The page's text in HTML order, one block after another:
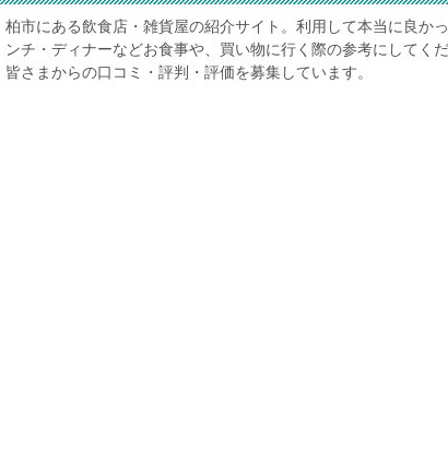
柏市にある飲食店・雑貨屋の紹介サイト。利用して本当に良か
ンチ・ディナーなどお食事や、買い物に行く際の参考にしてく
皆さまからの口コミ・評判・評価を募集しています。